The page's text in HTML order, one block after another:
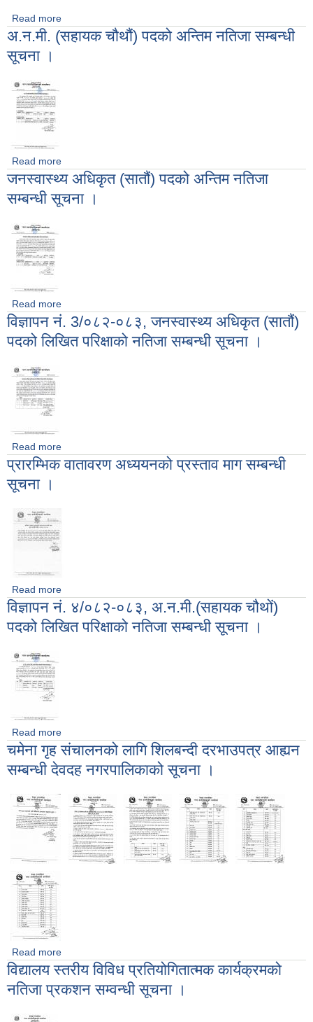
Read more
सूचना ।
अ.न.मी. (सहायक चौथौं) पदको अन्तिम नतिजा सम्बन्धी
सूचना ।
Read more
जनस्वास्थ्य अधिकृत (सातौं) पदको अन्तिम नतिजा
सम्बन्धी सूचना ।
Read more
।
विज्ञापन नं. 3/०८२-०८३, जनस्वास्थ्य अधिकृत (सातौं)
पदको लिखित परिक्षाको नतिजा सम्बन्धी सूचना ।
Read more
लिखित परिक्षाको नतिजा सम्बन्धी सूचना ।
प्रारम्भिक वातावरण अध्ययनको प्रस्ताव माग सम्बन्धी
सूचना ।
Read more
विज्ञापन नं. ४/०८२-०८३, अ.न.मी.(सहायक चौथों)
पदको लिखित परिक्षाको नतिजा सम्बन्धी सूचना ।
Read more
परिक्षाको नतिजा सम्बन्धी सूचना ।
चमेना गृह संचालनको लागि शिलबन्दी दरभाउपत्र आह्यन
सम्बन्धी देवदह नगरपालिकाको सूचना ।
Read more
देवदह नगरपालिकाको सूचना ।
विद्यालय स्तरीय विविध प्रतियोगितात्मक कार्यक्रमको
नतिजा प्रकशन सम्वन्धी सूचना ।